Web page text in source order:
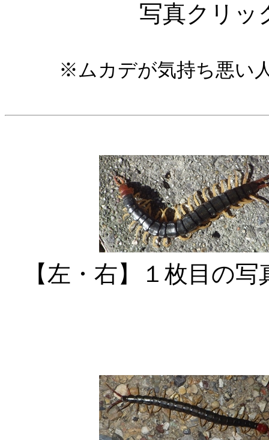
写真クリ
※ムカデが気持ち悪い
【左・右】１枚目の